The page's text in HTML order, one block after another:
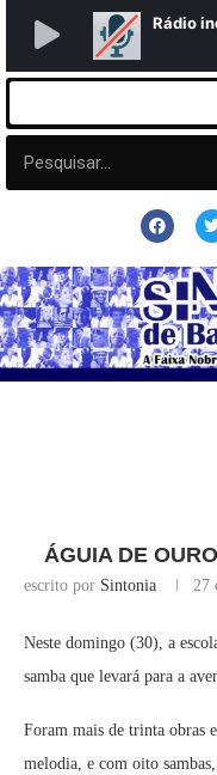
ÁGUIA DE
escrito por Sintonia 27
Neste domingo (30), a
samba que levará para a
Foram mais de trinta obras
melodia, e com oito